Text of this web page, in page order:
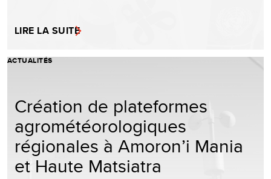
LIRE LA SUITE
ACTUALITÉS
Création de plateformes
agrométéorologiques
régionales à Amoron’i Mania
et Haute Matsiatra